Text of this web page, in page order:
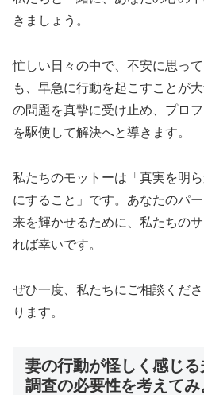
きましょう。
忙しい日々の中で、不安に思っ
も、早急に行動を起こすことが
の問題を真摯に受け止め、プロ
を駆使して解決へと導きます。
私たちのモットーは「真実を明
にすること」です。あなたのパ
来を輝かせるために、私たちの
れば幸いです。
ぜひ一度、私たちにご相談くだ
ります。
妻の行動が怪しく感じ
調査の必要性を考えてみ